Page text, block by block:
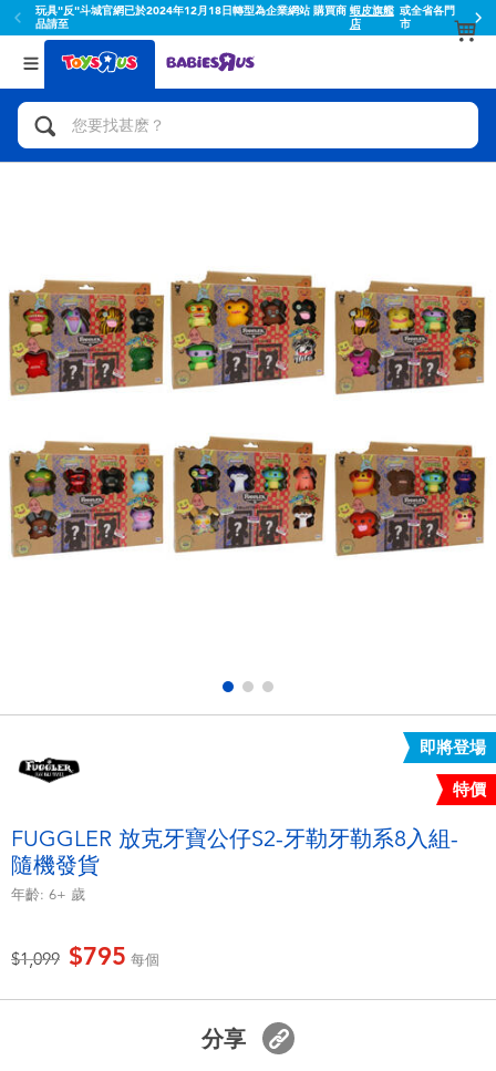
玩具"反"斗城官網已於2024年12月18日轉型為企業網站 購買商
品請至
蝦皮旗艦
店
或全省各門
市
返回
分類目錄
人氣英雄,角色扮演,射擊玩具
玩具車,貨車,火車及遙控系列
手工藝,文具,蠟筆,泥膠,畫板
娃娃, 芭比,收藏公仔
電子玩具
派對用品
毛毛公仔玩具
夏日
返回
品牌
Toy Story玩具總動員
Fuggler
Miniso名創優品
playpop
LEGO樂高
NERF熱火 即將登場
特價
FUGGLER 放克牙寶公仔S2-牙勒牙勒系8入組-
隨機發貨
年齡: 6+ 歲
價格從
$1,099至$795 每個
分享